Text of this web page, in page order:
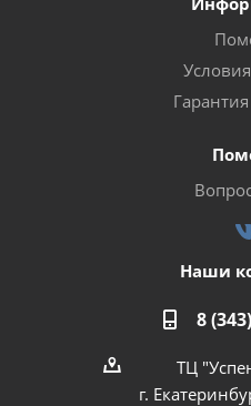
Наши
8
ТЦ
г.